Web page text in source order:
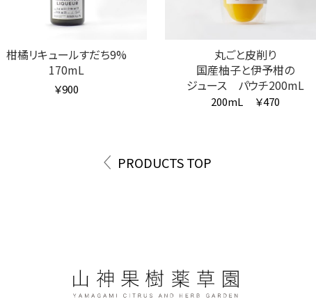
柑橘リキュールすだち9%
170mL
￥900
丸ごと皮削り
国産柚子と伊予柑の
ジュース パウチ200mL
200mL ￥470
PRODUCTS TOP